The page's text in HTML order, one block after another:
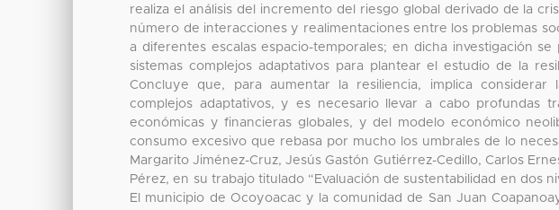
realiza el análisis del incremento del riesgo global derivado de la
número de interacciones y realimentaciones entre los problemas
a diferentes escalas espacio-temporales; en dicha investigación
sistemas complejos adaptativos para plantear el estudio de la
Concluye que, para aumentar la resiliencia, implica considerar
complejos adaptativos, y es necesario llevar a cabo profundas
económicas y financieras globales, y del modelo económico
consumo excesivo que rebasa por mucho los umbrales de lo
Margarito Jiménez-Cruz, Jesús Gastón Gutiérrez-Cedillo, Carlos
Pérez, en su trabajo titulado “Evaluación de sustentabilidad en dos
El municipio de Ocoyoacac y la comunidad de San Juan